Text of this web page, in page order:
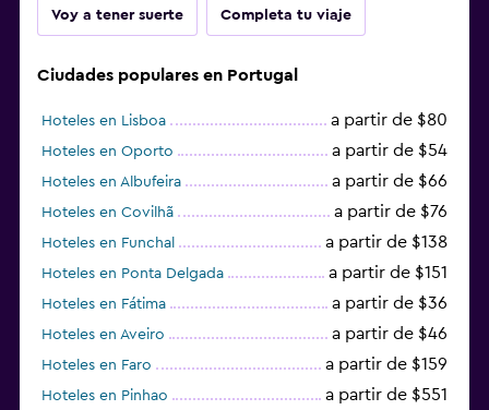
Voy a tener suerte Completa tu viaje
Ciudades populares en Portugal
Hoteles en Lisboa a partir de $80
Hoteles en Oporto a partir de $54
Hoteles en Albufeira a partir de $66
Hoteles en Covilhã a partir de $76
Hoteles en Funchal a partir de $138
Hoteles en Ponta Delgada a partir de $151
Hoteles en Fátima a partir de $36
Hoteles en Aveiro a partir de $46
Hoteles en Faro a partir de $159
Hoteles en Pinhao a partir de $551